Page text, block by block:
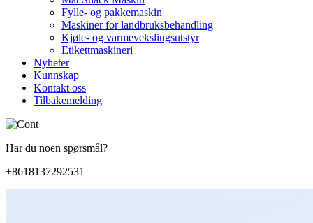
Fylle- og pakkemaskin
Maskiner for landbruksbehandling
Kjøle- og varmevekslingsutstyr
Etikettmaskineri
Nyheter
Kunnskap
Kontakt oss
Tilbakemelding
Har du noen spørsmål?
+8618137292531